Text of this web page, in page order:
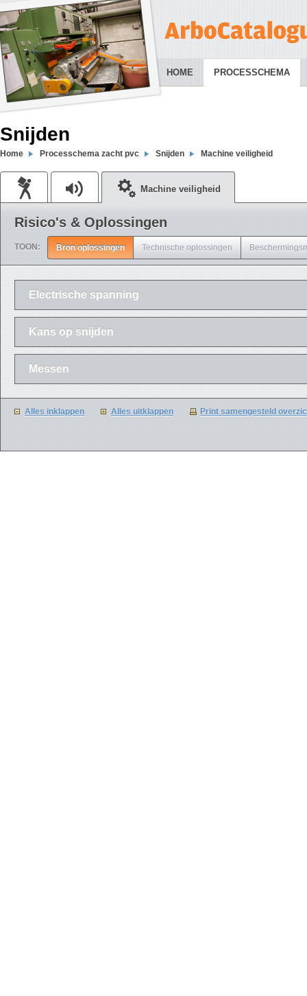
HOME PROCESSCHEMA
Snijden
Home Processchema zacht pvc Snijden Machine veiligheid
Machine veiligheid
Risico's & Oplossingen
TOON: Bron oplossingen Technische oplossingen
Electrische spanning
Kans op snijden
Messen
Alles inklappen Alles uitklappen Print samengesteld